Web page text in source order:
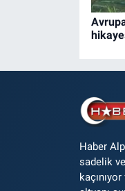
Haber
sadelik